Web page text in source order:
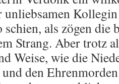
unliebsamen
schien, als zögen die
Strang. Aber trotz
Weise, wie die
den